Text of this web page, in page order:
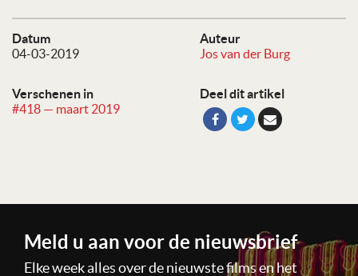
Datum
04-03-2019
Auteur
Jos van der Burg
Verschenen in
#418 — maart 2019
Deel dit artikel
Meld u aan voor de nieuwsbrief
Elke week alles over de nieuwste films en het